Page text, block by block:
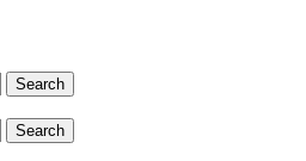
Search
Search